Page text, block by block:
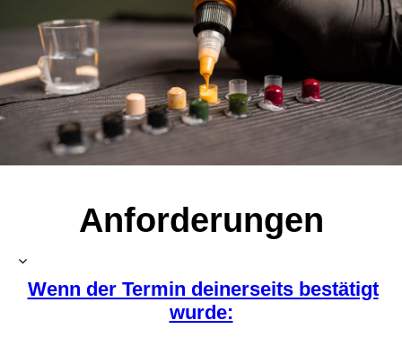
Anforderungen
Wenn der Termin deinerseits bestätigt
wurde: